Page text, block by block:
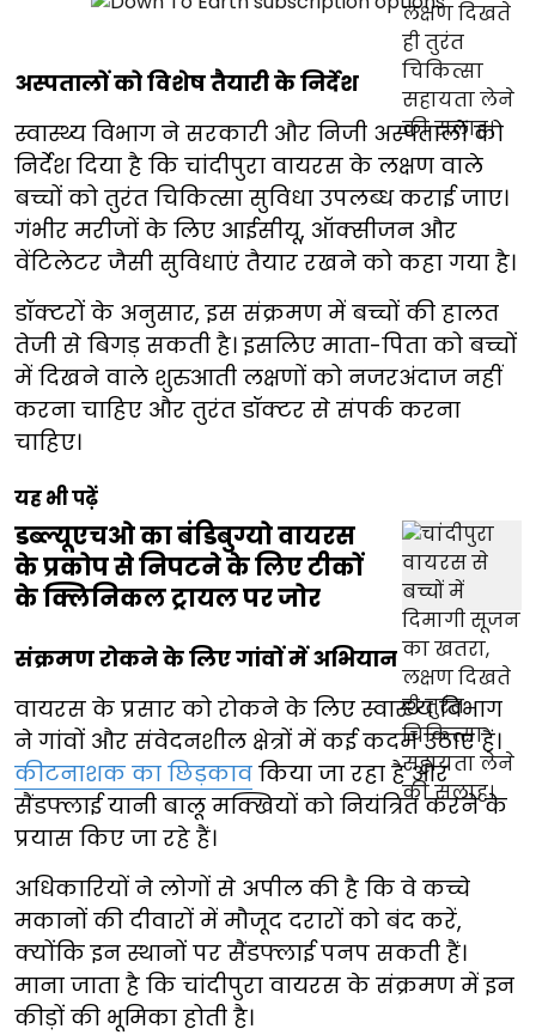
अस्पतालों को विशेष तैयारी के निर्देश
स्वास्थ्य विभाग ने सरकारी और निजी अस्पतालों को
निर्देश दिया है कि चांदीपुरा वायरस के लक्षण वाले
बच्चों को तुरंत चिकित्सा सुविधा उपलब्ध कराई जाए।
गंभीर मरीजों के लिए आईसीयू, ऑक्सीजन और
वेंटिलेटर जैसी सुविधाएं तैयार रखने को कहा गया है।
डॉक्टरों के अनुसार, इस संक्रमण में बच्चों की हालत
तेजी से बिगड़ सकती है। इसलिए माता-पिता को बच्चों
में दिखने वाले शुरुआती लक्षणों को नजरअंदाज नहीं
करना चाहिए और तुरंत डॉक्टर से संपर्क करना
चाहिए।
यह भी पढ़ें
डब्ल्यूएचओ का बंडिबुग्यो वायरस
के प्रकोप से निपटने के लिए टीकों
के क्लिनिकल ट्रायल पर जोर
संक्रमण रोकने के लिए गांवों में अभियान
वायरस के प्रसार को रोकने के लिए स्वास्थ्य विभाग
ने गांवों और संवेदनशील क्षेत्रों में कई कदम उठाए हैं।
कीटनाशक का छिड़काव किया जा रहा है और
सैंडफ्लाई यानी बालू मक्खियों को नियंत्रित करने के
प्रयास किए जा रहे हैं।
अधिकारियों ने लोगों से अपील की है कि वे कच्चे
मकानों की दीवारों में मौजूद दरारों को बंद करें,
क्योंकि इन स्थानों पर सैंडफ्लाई पनप सकती हैं।
माना जाता है कि चांदीपुरा वायरस के संक्रमण में इन
कीड़ों की भूमिका होती है।